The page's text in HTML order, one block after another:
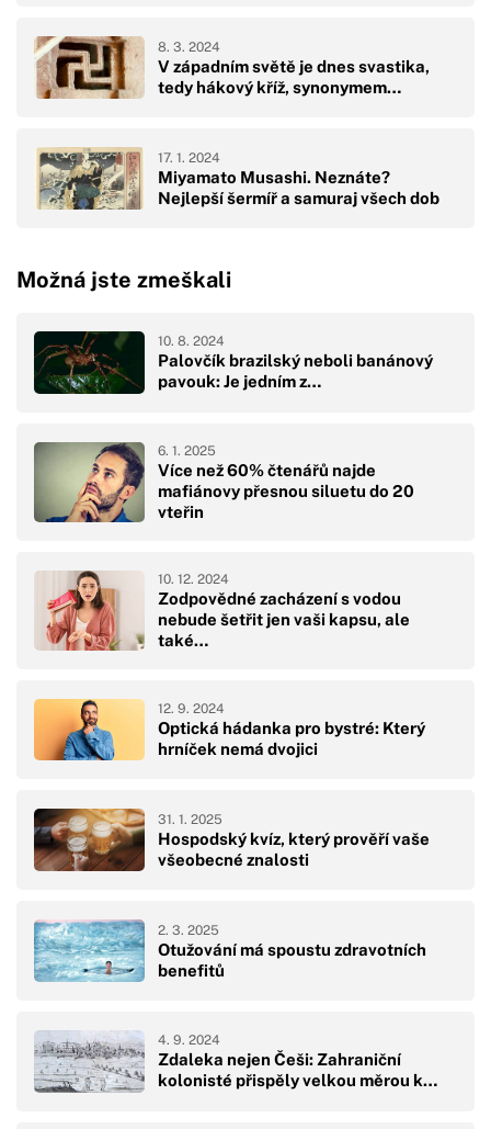
V západním světě je dnes svastika,
tedy hákový kříž, synonymem…
8. 3. 2024
Miyamato Musashi. Neznáte?
Nejlepší šermíř a samuraj všech dob
17. 1. 2024
Možná jste zmeškali
Palovčík brazilský neboli banánový
pavouk: Je jedním z…
10. 8. 2024
Více než 60% čtenářů najde
mafiánovy přesnou siluetu do 20
vteřin
6. 1. 2025
Zodpovědné zacházení s vodou
nebude šetřit jen vaši kapsu, ale
také…
10. 12. 2024
Optická hádanka pro bystré: Který
hrníček nemá dvojici
12. 9. 2024
Hospodský kvíz, který prověří vaše
všeobecné znalosti
31. 1. 2025
Otužování má spoustu zdravotních
benefitů
2. 3. 2025
Zdaleka nejen Češi: Zahraniční
kolonisté přispěly velkou měrou k…
4. 9. 2024